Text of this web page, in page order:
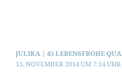
JULIKA | 45 LEBENSFROHE
15. NOVEMBER 2014 UM 7:14 UHR